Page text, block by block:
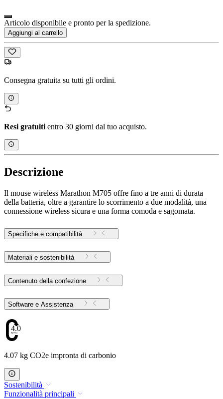
Articolo disponibile e pronto per la spedizione.
Aggiungi al carrello
Consegna gratuita su tutti gli ordini.
Resi gratuiti entro 30 giorni dal tuo acquisto.
Descrizione
Il mouse wireless Marathon M705 offre fino a tre anni di durata
della batteria, oltre a garantire lo scorrimento a due modalità, una
connessione wireless sicura e una forma comoda e sagomata.
Specifiche e compatibilità
Materiali e sostenibilità
Contenuto della confezione
Software e Assistenza
4.07
4.07 kg CO2e impronta di carbonio
Sostenibilità
Funzionalità principali